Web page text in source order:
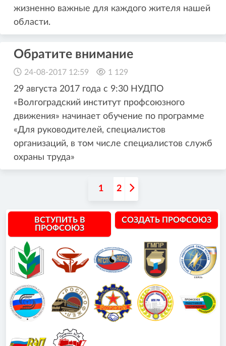
жизненно важные для каждого жителя нашей
области.
Обратите внимание
24-08-2017 12:59 1 129
29 августа 2017 года с 9:30 НУДПО
«Волгоградский институт профсоюзного
движения» начинает обучение по программе
«Для руководителей, специалистов
организаций, в том числе специалистов служб
охраны труда»
1 2
ВСТУПИТЬ В
ПРОФСОЮЗ
СОЗДАТЬ ПРОФСОЮЗ